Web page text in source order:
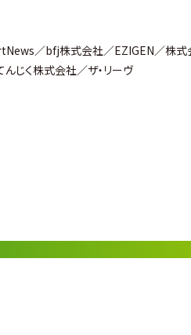
／bfj株式会社／EZIGEN／株式
じく株式会社／ザ・リーヴ